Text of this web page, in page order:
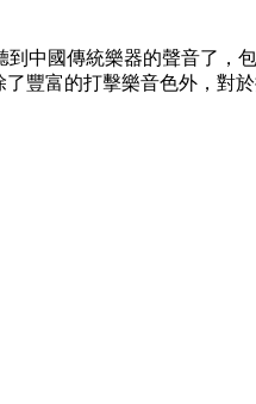
到中國傳統樂器的聲音了，
豐富的打擊樂音色外，對